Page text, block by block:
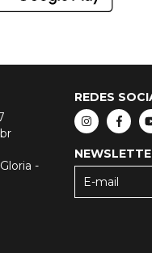
-
REDES